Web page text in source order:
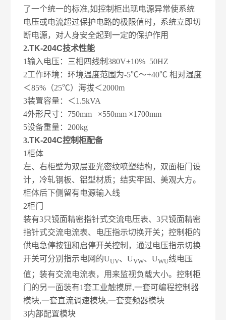
了一个统一的标准,如控制柜出现电源异常使系统
电压或电流超过保护电路的极限值时，系统立即切
断电源，对人身安全起到一定的保护作用
2.TK-204C技术性能
1输入电压：三相四线制380V±10% 50HZ
2工作环境：环境温度范围为-5℃～+40℃ 相对湿度
＜85%（25℃）海拔＜2000m
3装置容量：＜1.5kVA
4外形尺寸：750mm ×550mm ×1700mm
5设备重量：200kg
3.TK-204C控制柜配备
1柜体
左、右柜壁为双层亚光密纹喷塑结构，双面柜门设
计，冷轧钢板、铝型材质；结实牢固、美观大方。
柜体后下侧留有电源输入线
2柜门
装有3只镜面精密指针式交流电压表、3只镜面精密
指针式交流电流表、电压指示切换开关；控制柜的
供电急停按钮和启停开关控制，通过电压指示切换
开关可分别指示电网的UUV、UVW、UWU线电压
值；装有交流电流表，用来监视负载大小。控制柜
门的另一面装有1套工业触摸屏,一套可编程控制器
模块,一套直流调速模块,一套变频器模块
3内部配置模块